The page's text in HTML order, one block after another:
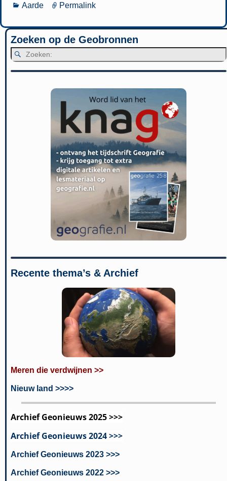
Aarde Permalink
Zoeken op de Geobronnen
Recente thema’s & Archief
Meren die verdwijnen >>
Nieuw land >>>>
Archief Geonieuws 2025 >>>
Archief Geonieuws 2024 >>>
Archief Geonieuws 2023 >>>
Archief Geonieuws 2022 >>>